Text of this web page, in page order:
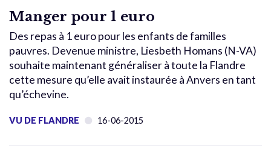
Manger pour 1 euro
Des repas à 1 euro pour les enfants de familles
pauvres. Devenue ministre, Liesbeth Homans (N-VA)
souhaite maintenant généraliser à toute la Flandre
cette mesure qu’elle avait instaurée à Anvers en tant
qu’échevine.
VU DE FLANDRE 16-06-2015